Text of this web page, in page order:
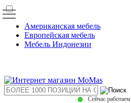
Американская мебель
Европейская мебель
Мебель Индонезии
Сейчас работаем